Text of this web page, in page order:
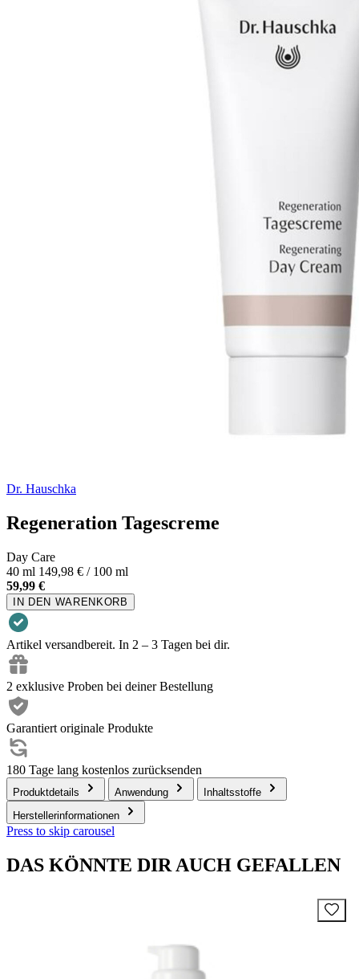
Dr. Hauschka
Regeneration Tagescreme
Day Care
40 ml 149,98 € / 100 ml
59,99 €
IN DEN WARENKORB
Artikel versandbereit. In 2 – 3 Tagen bei dir.
2 exklusive Proben bei deiner Bestellung
Garantiert originale Produkte
180 Tage lang kostenlos zurücksenden
Produktdetails Anwendung
Inhaltsstoffe
Herstellerinformationen
Press to skip carousel
DAS KÖNNTE DIR AUCH GEFALLEN